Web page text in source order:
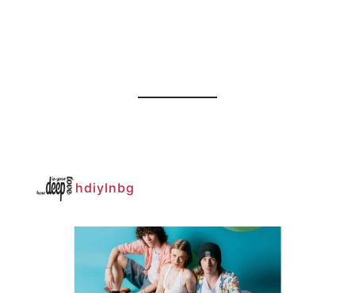
hdiylnbg